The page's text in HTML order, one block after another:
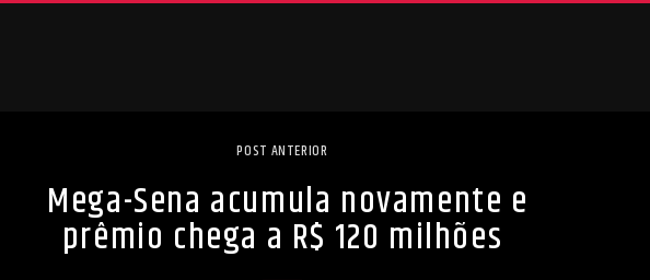
POST ANTERIOR
Mega-Sena acumula novamente e
prêmio chega a R$ 120 milhões